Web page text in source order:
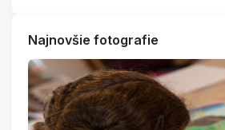
Najnovšie fotografie